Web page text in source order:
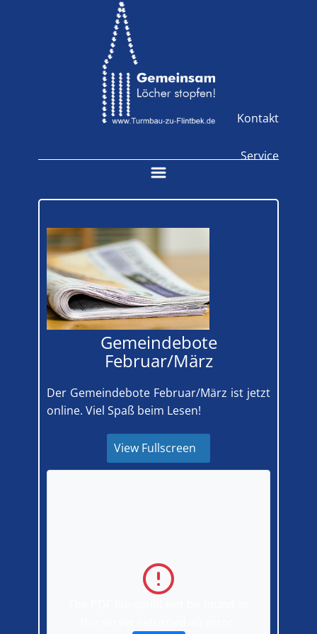
Kontakt
Service
Gemeindebote
Februar/März
Der Gemeindebote Februar/März ist jetzt
online. Viel Spaß beim Lesen!
View Fullscreen